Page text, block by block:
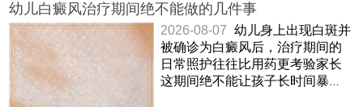
幼儿白癜风治疗期间绝不能做的几件事
2026-08-07 幼儿身上出现白斑并
被确诊为白癜风后，治疗期间的
日常照护往往比用药更考验家长
这期间绝不能让孩子长时间暴